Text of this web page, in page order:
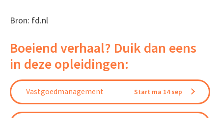
Bron: fd.nl
Boeiend verhaal? Duik dan eens
in deze opleidingen:
Vastgoedmanagement Start ma 14 sep